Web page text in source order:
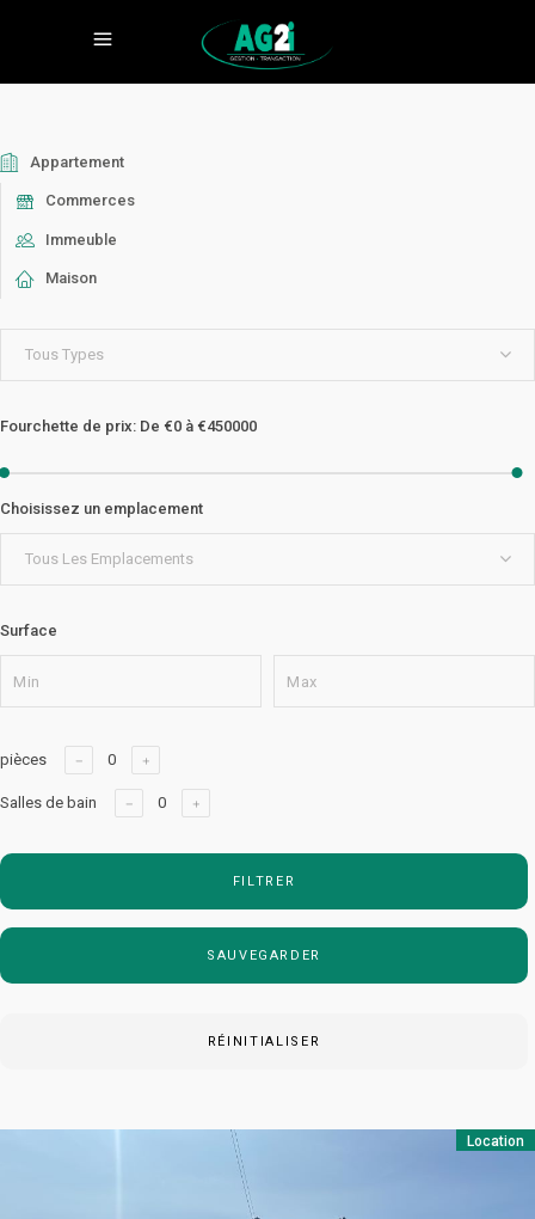
Appartement
Commerces
Immeuble
Maison
Tous Types
Fourchette de prix: De €0 à €450000
Choisissez un emplacement
Tous Les Emplacements
Surface
pièces
Salles de bain
FILTRER
SAUVEGARDER
RÉINITIALISER
Location